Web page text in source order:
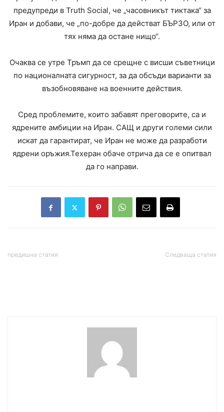
предупреди в Truth Social, че „часовникът тиктака“ за
Иран и добави, че „по-добре да действат БЪРЗО, или от
тях няма да остане нищо“.
Очаква се утре Тръмп да се срещне с висши съветници
по националната сигурност, за да обсъди варианти за
възобновяване на военните действия.
Сред проблемите, които забавят преговорите, са и
ядрените амбиции на Иран. САЩ и други големи сили
искат да гарантират, че Иран не може да разработи
ядрени оръжия.Техеран обаче отрича да се е опитвал
да го направи.
предишна статия Следваща статия